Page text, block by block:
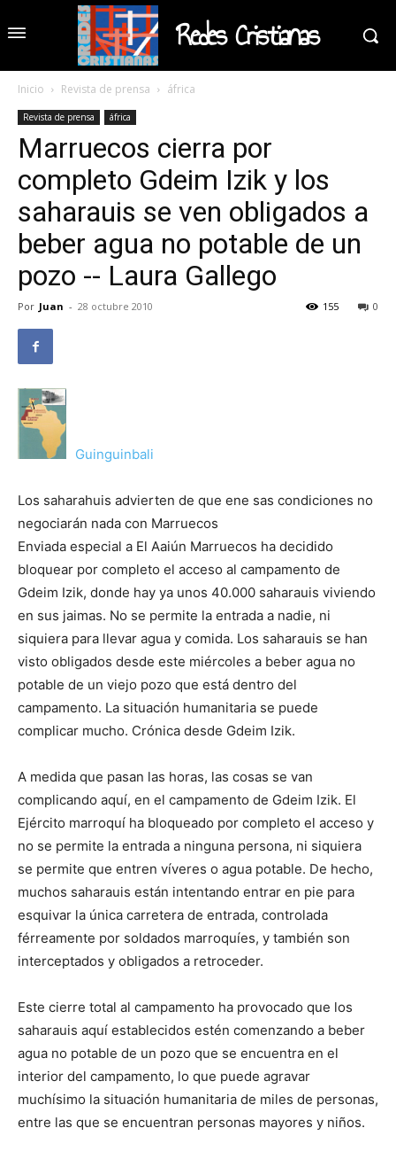
Redes Cristianas
Inicio Revista de prensa áfrica
Revista de prensa áfrica
Marruecos cierra por
completo Gdeim Izik y los
saharauis se ven obligados a
beber agua no potable de un
pozo -- Laura Gallego
Por Juan - 28 octubre 2010 0
155
Guinguinbali
Los saharahuis advierten de que ene sas condiciones no
negociarán nada con Marruecos
Enviada especial a El Aaiún Marruecos ha decidido
bloquear por completo el acceso al campamento de
Gdeim Izik, donde hay ya unos 40.000 saharauis viviendo
en sus jaimas. No se permite la entrada a nadie, ni
siquiera para llevar agua y comida. Los saharauis se han
visto obligados desde este miércoles a beber agua no
potable de un viejo pozo que está dentro del
campamento. La situación humanitaria se puede
complicar mucho. Crónica desde Gdeim Izik.
A medida que pasan las horas, las cosas se van
complicando aquí, en el campamento de Gdeim Izik. El
Ejército marroquí ha bloqueado por completo el acceso y
no se permite la entrada a ninguna persona, ni siquiera
se permite que entren víveres o agua potable. De hecho,
muchos saharauis están intentando entrar en pie para
esquivar la única carretera de entrada, controlada
férreamente por soldados marroquíes, y también son
interceptados y obligados a retroceder.
Este cierre total al campamento ha provocado que los
saharauis aquí establecidos estén comenzando a beber
agua no potable de un pozo que se encuentra en el
interior del campamento, lo que puede agravar
muchísimo la situación humanitaria de miles de personas,
entre las que se encuentran personas mayores y niños.